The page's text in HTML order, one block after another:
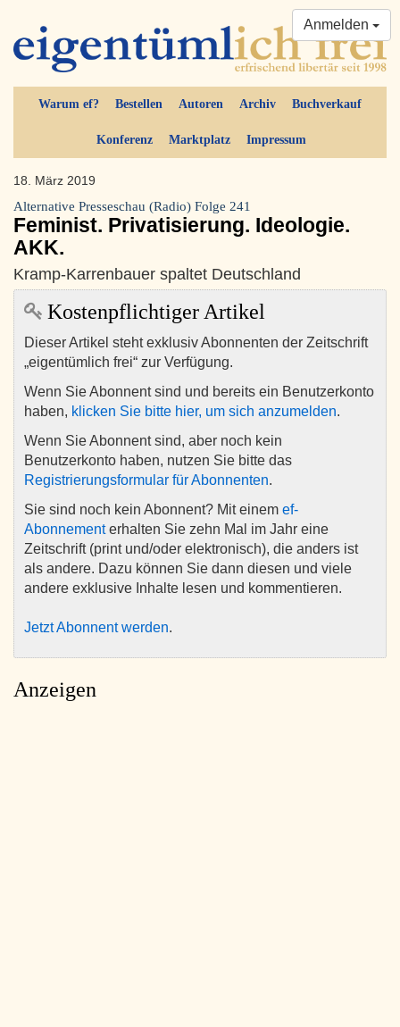
Warum ef? Bestellen Autoren Archiv Buchverkauf
Konferenz Marktplatz Impressum
Anmelden
18. März 2019
Alternative Presseschau (Radio) Folge 241
Feminist. Privatisierung. Ideologie.
AKK.
Kramp-Karrenbauer spaltet Deutschland
Kostenpflichtiger Artikel
Dieser Artikel steht exklusiv Abonnenten der Zeitschrift
„eigentümlich frei“ zur Verfügung.
Wenn Sie Abonnent sind und bereits ein Benutzerkonto
haben, klicken Sie bitte hier, um sich anzumelden.
Wenn Sie Abonnent sind, aber noch kein
Benutzerkonto haben, nutzen Sie bitte das
Registrierungsformular für Abonnenten.
Sie sind noch kein Abonnent? Mit einem ef-
Abonnementerhalten Sie zehn Mal im Jahr eine
Zeitschrift (print und/oder elektronisch), die anders ist
als andere. Dazu können Sie dann diesen und viele
andere exklusive Inhalte lesen und kommentieren.
Jetzt Abonnent werden.
Anzeigen